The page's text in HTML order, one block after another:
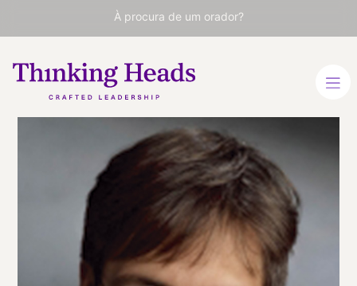
À procura de um orador?
Ian
Bremmer
Presidente do Eurasia
Group
INGLÊS INGLÊS